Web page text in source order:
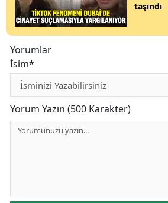
taşındı
Yorumlar
İsim*
Yorum Yazın (500 Karakter)